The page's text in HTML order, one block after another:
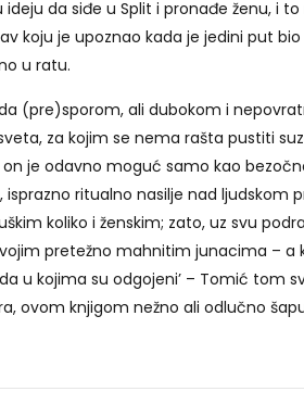
da siđe u Split i pronađe ženu, i
koju je upoznao kada je jedini put
u ratu.
(pre)sporom, ali dubokom i
za kojim se nema rašta pustiti
on je odavno moguć samo kao
ritualno nasilje nad ljudskom
koliko i ženskim; zato, uz svu
pretežno mahnitim junacima – a
u kojima su odgojeni’ – Tomić tom
ovom knjigom nežno ali odlučno